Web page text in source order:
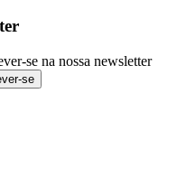
se na nossa newsletter
se